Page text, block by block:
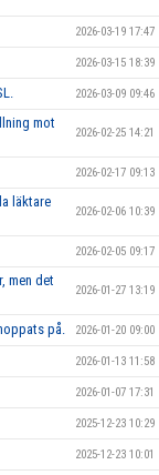
2026-03-19 17:47
2026-03-15 18:39
2026-03-09 09:46
mot
2026-02-25 14:21
2026-02-17 09:13
läktare
2026-02-06 10:39
2026-02-05 09:17
men det
2026-01-27 13:19
på. 2026-01-20 09:00
2026-01-13 11:58
2026-01-07 17:31
2025-12-23 10:29
2025-12-23 10:01